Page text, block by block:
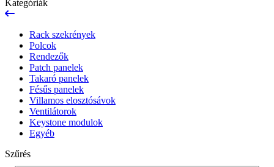
Kategóriák
Rack szekrények
Polcok
Rendezők
Patch panelek
Takaró panelek
Fésűs panelek
Villamos elosztósávok
Ventilátorok
Keystone modulok
Egyéb
Szűrés